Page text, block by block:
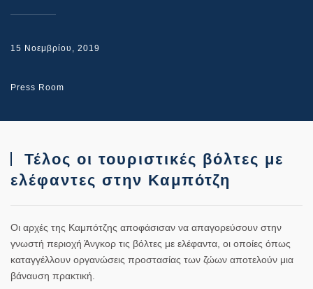
15 Νοεμβρίου, 2019
Press Room
Τέλος οι τουριστικές βόλτες με
ελέφαντες στην Καμπότζη
Οι αρχές της Καμπότζης αποφάσισαν να απαγορεύσουν στην
γνωστή περιοχή Άνγκορ τις βόλτες με ελέφαντα, οι οποίες όπως
καταγγέλλουν οργανώσεις προστασίας των ζώων αποτελούν μια
βάναυση πρακτική.